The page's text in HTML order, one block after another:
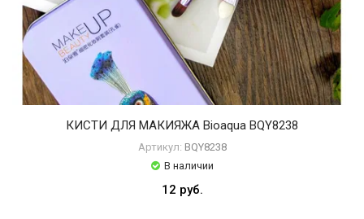
КИСТИ ДЛЯ МАКИЯЖА Bioaqua BQY8238
Артикул: BQY8238
В наличии
12 руб.